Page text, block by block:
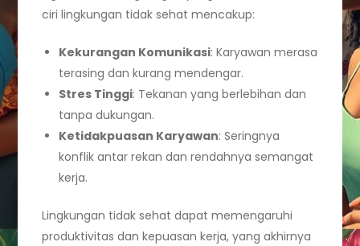
ciri lingkungan tidak sehat mencakup:
Kekurangan Komunikasi: Karyawan merasa
terasing dan kurang mendengar.
Stres Tinggi: Tekanan yang berlebihan dan
tanpa dukungan.
Ketidakpuasan Karyawan: Seringnya
konflik antar rekan dan rendahnya semangat
kerja.
Lingkungan tidak sehat dapat memengaruhi
produktivitas dan kepuasan kerja, yang akhirnya